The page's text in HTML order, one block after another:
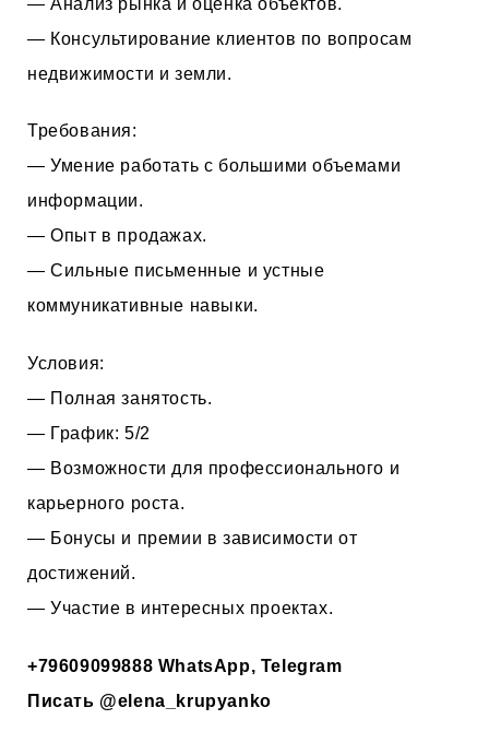
— Консультирование клиентов по вопросам
недвижимости и земли.
Требования:
— Умение работать с большими объемами
информации.
— Опыт в продажах.
— Сильные письменные и устные
коммуникативные навыки.
Условия:
— Полная занятость.
— График: 5/2
— Возможности для профессионального и
карьерного роста.
— Бонусы и премии в зависимости от
достижений.
— Участие в интересных проектах.
+79609099888 WhatsApp, Telegram
Писать @elena_krupyanko